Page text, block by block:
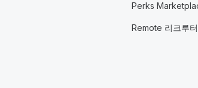
Perks
Remote 리크루